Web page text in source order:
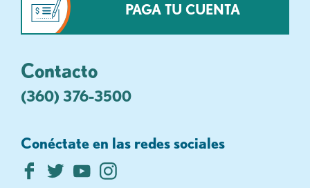
PAGA TU CUENTA
Contacto
(360) 376-3500
Conéctate en las redes sociales